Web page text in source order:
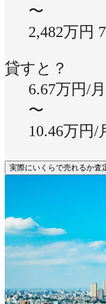
〜
2,482万円
貸すと？
6.67万円/月
〜
10.46万円/
実際にいくらで売れるか査